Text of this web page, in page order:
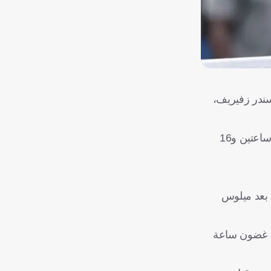
زفيريف،
ونجح ألياسيم في إقصاء المصنف 15 على البطولة بعد التغلب عليه بثلاث مجموعات دون رد، بواقع (7-5) و(6-3) و(6-4) في غضون ساعتين و16
بعد ميلوس
أليكس دي مينور، الذي تغلب على السويسري لياندرو ريدي بنتيجة (6-3) و(6-2) و(6-1) في غضون ساعة